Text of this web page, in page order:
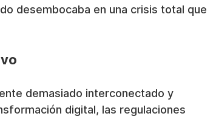
desembocaba en una crisis total que
demasiado interconectado y
digital, las regulaciones